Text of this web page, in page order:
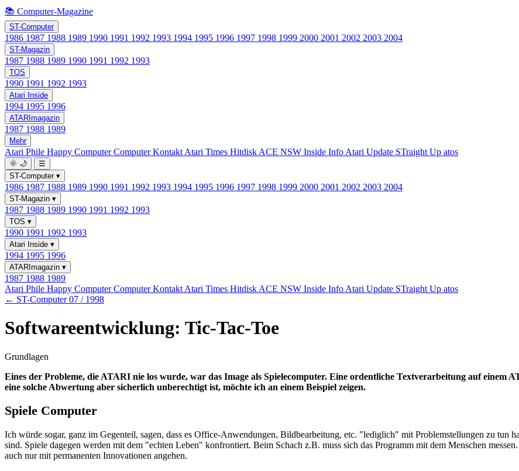
📚 Computer-Magazine
ST-Computer
1986 1987 1988 1989 1990 1991 1992 1993 1994 1995 1996 1997 1998 1999 2000 2001 2002 2003 2004
ST-Magazin
1987 1988 1989 1990 1991 1992 1993
TOS
1990 1991 1992 1993
Atari Inside
1994 1995 1996
ATARImagazin
1987 1988 1989
Mehr
Atari Phile Happy ComputerComputer Kontakt Atari Times Hitdisk ACE NSW Inside Info Atari Update STraight Up atos
🌞 🌙
☰
ST-Computer ▾
1986 1987 1988 1989 1990 1991 1992 1993 1994 1995 1996 1997 1998 1999 2000 2001 2002 2003 2004
ST-Magazin ▾
1987 1988 1989 1990 1991 1992 1993
TOS ▾
1990 1991 1992 1993
Atari Inside ▾
1994 1995 1996
ATARImagazin ▾
1987 1988 1989
Atari Phile Happy ComputerComputer Kontakt Atari Times Hitdisk ACE NSW Inside Info Atari Update STraight Up atos
← ST-Computer 07 / 1998
Softwareentwicklung: Tic-Tac-Toe
Grundlagen
Eines der Probleme, die ATARI nie los wurde, war das Image als Spielecomputer. Eine ordentliche Textverarbeitung auf einem
eine solche Abwertung aber sicherlich unberechtigt ist, möchte ich an einem Beispiel zeigen.
Spiele Computer
Ich würde sogar, ganz im Gegenteil, sagen, dass es Office-Anwendungen, Bildbearbeitung, etc. "lediglich" mit Problemstellungen zu tun
sind. Spiele dagegen werden mit dem "echten Leben" konfrontiert. Beim Schach z.B. muss sich das Programm mit dem Menschen
auch nur mit permanenten Innovationen angehen.